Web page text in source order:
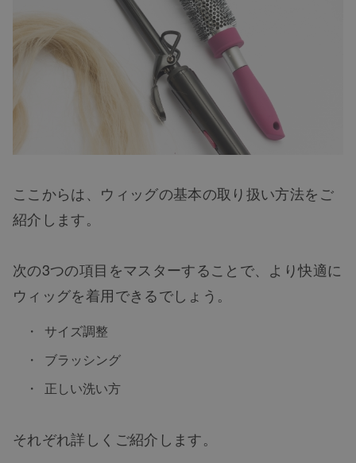
ここからは、ウィッグの基本の取り扱い方法をご
紹介します。
次の3つの項目をマスターすることで、より快適に
ウィッグを着用できるでしょう。
サイズ調整
ブラッシング
正しい洗い方
それぞれ詳しくご紹介します。